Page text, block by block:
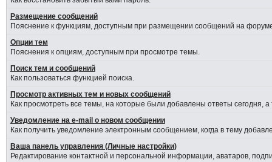
Размещение сообщений
Пояснение к функциям, доступным при размещении сообщений на
Опции тем
Пояснения к опциям, доступным при просмотре темы.
Поиск тем и сообщений
Как пользоваться функцией поиска.
Просмотр активных тем и новых сообщений
Как просмотреть все темы, на которые были добавлены ответы сегодня,
Уведомление на е-mail о новом сообщении
Как получить уведомление электронным сообщением, когда в тему
Ваша панель управления (Личные настройки)
Редактирование контактной и персональной информации, аватаров,